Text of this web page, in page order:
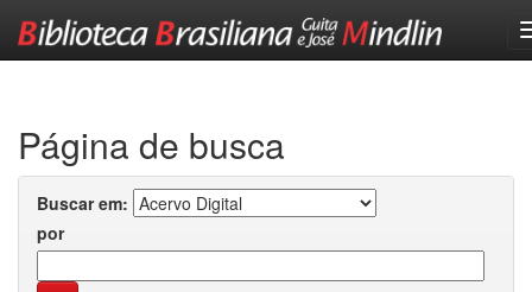
Página de busca
Buscar em:
por